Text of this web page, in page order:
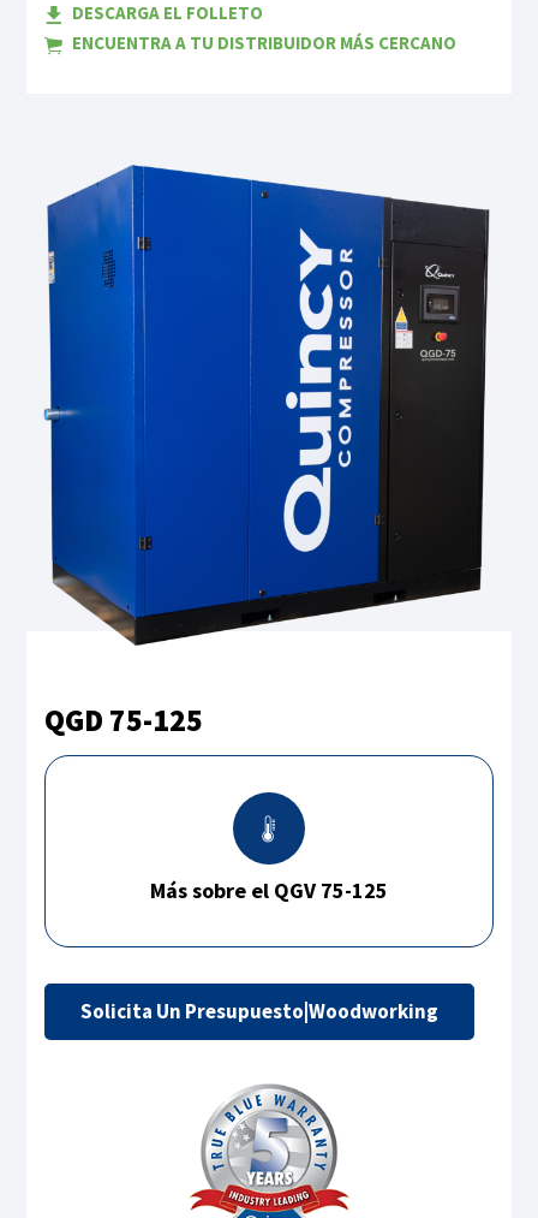
DESCARGA EL FOLLETO
ENCUENTRA A TU DISTRIBUIDOR MÁS CERCANO
QGD 75-125
Más sobre el QGV 75-125
Solicita Un Presupuesto|Woodworking